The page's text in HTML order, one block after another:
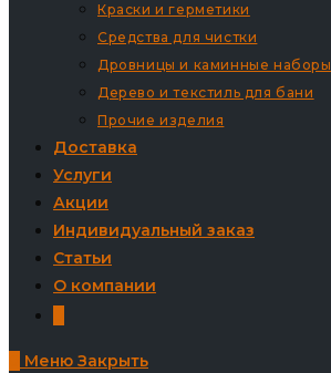
Краски и герметики
Средства для чистки
Дровницы и каминные наборы
Дерево и текстиль для бани
Прочие изделия
Доставка
Услуги
Акции
Индивидуальный заказ
Статьи
О компании
Меню Закрыть